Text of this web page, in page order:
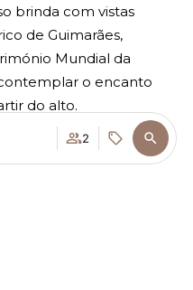
2
brinda com vistas
de Guimarães,
Mundial da
o encanto
do alto.